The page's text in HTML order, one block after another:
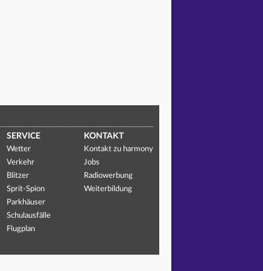
SERVICE
Wetter
Verkehr
Blitzer
Sprit-Spion
Parkhäuser
Schulausfälle
Flugplan
KONTAKT
Kontakt zu harmony
Jobs
Radiowerbung
Weiterbildung